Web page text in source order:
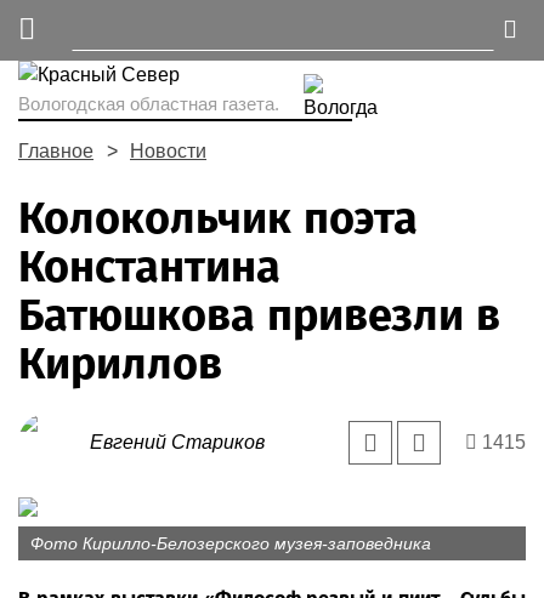
Вологодская областная газета.
Главное Новости
Колокольчик поэта
Константина
Батюшкова привезли в
Кириллов
Евгений Стариков 1415
Фото Кирилло-Белозерского музея-заповедника